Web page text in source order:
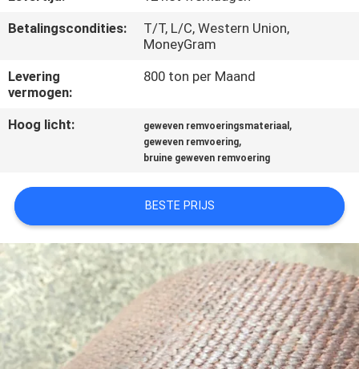
PRIVACY
POLICY
Betalingscondities:
T/T, L/C, Western Union,
MoneyGram
Levering
vermogen:
800 ton per Maand
Hoog licht: geweven remvoeringsmateriaal ,
geweven remvoering,
bruine geweven remvoering
BESTE PRIJS